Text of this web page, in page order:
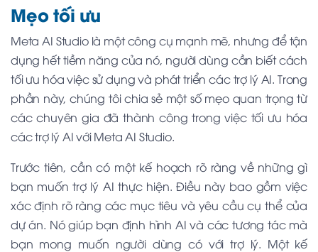
Mẹo tối ưu
Meta AI Studio là một công cụ mạnh mẽ, nhưng để tận
dụng hết tiềm năng của nó, người dùng cần biết cách
tối ưu hóa việc sử dụng và phát triển các trợ lý AI. Trong
phần này, chúng tôi chia sẻ một số mẹo quan trọng từ
các chuyên gia đã thành công trong việc tối ưu hóa
các trợ lý AI với Meta AI Studio.
Trước tiên, cần có một kế hoạch rõ ràng về những gì
bạn muốn trợ lý AI thực hiện. Điều này bao gồm việc
xác định rõ ràng các mục tiêu và yêu cầu cụ thể của
dự án. Nó giúp bạn định hình AI và các tương tác mà
bạn mong muốn người dùng có với trợ lý. Một kế